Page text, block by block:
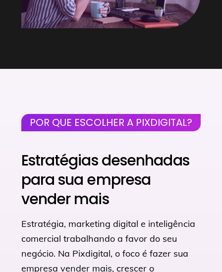
POR QUE ESCOLHER A PIXDIGITAL?
Estratégias desenhadas
para sua empresa
vender mais
Estratégia, marketing digital e inteligência
comercial trabalhando a favor do seu
negócio. Na Pixdigital, o foco é fazer sua
empresa vender mais, crescer o